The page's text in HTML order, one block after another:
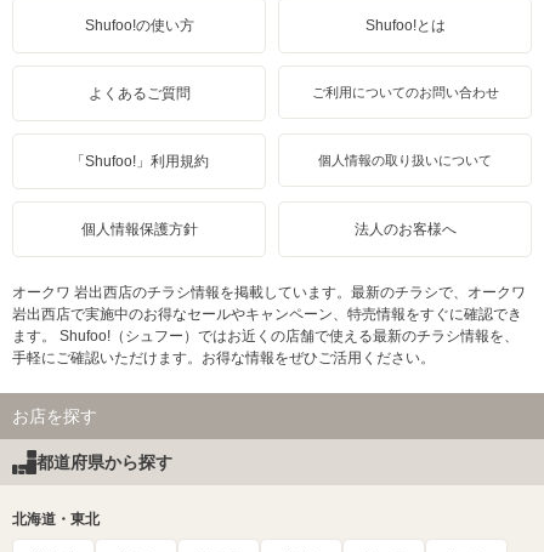
Shufoo!の使い方 Shufoo!とは
よくあるご質問 ご利用についてのお問い合わせ
「Shufoo!」利用規約 個人情報の取り扱いについて
個人情報保護方針 法人のお客様へ
オークワ 岩出西店のチラシ情報を掲載しています。最新のチラシで、オークワ
岩出西店で実施中のお得なセールやキャンペーン、特売情報をすぐに確認でき
ます。 Shufoo!（シュフー）ではお近くの店舗で使える最新のチラシ情報を、
手軽にご確認いただけます。お得な情報をぜひご活用ください。
お店を探す
都道府県から探す
北海道・東北